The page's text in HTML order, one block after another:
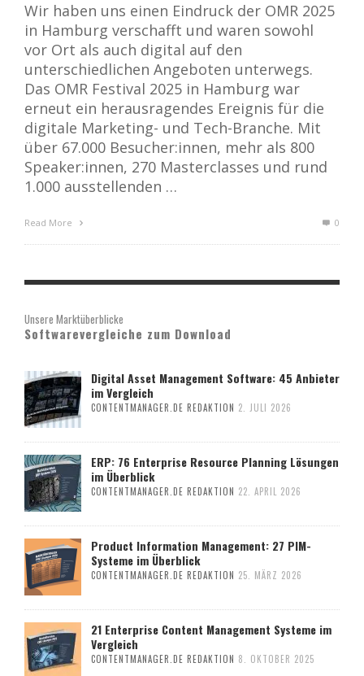
Wir haben uns einen Eindruck der OMR 2025
in Hamburg verschafft und waren sowohl
vor Ort als auch digital auf den
unterschiedlichen Angeboten unterwegs.
Das OMR Festival 2025 in Hamburg war
erneut ein herausragendes Ereignis für die
digitale Marketing- und Tech-Branche. Mit
über 67.000 Besucher:innen, mehr als 800
Speaker:innen, 270 Masterclasses und rund
1.000 ausstellenden …
Read More 0
Unsere Marktüberblicke
Softwarevergleiche zum Download
Digital Asset Management Software: 45 Anbieter
im Vergleich
CONTENTMANAGER.DE REDAKTION 2. JULI 2026
ERP: 76 Enterprise Resource Planning Lösungen
im Überblick
CONTENTMANAGER.DE REDAKTION 22. APRIL 2026
Product Information Management: 27 PIM-
Systeme im Überblick
CONTENTMANAGER.DE REDAKTION 25. MÄRZ 2026
21 Enterprise Content Management Systeme im
Vergleich
CONTENTMANAGER.DE REDAKTION 8. OKTOBER 2025